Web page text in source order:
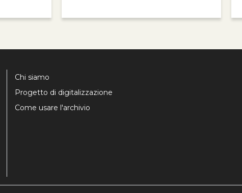
Chi siamo
Progetto di digitalizzazione
Come usare l'archivio